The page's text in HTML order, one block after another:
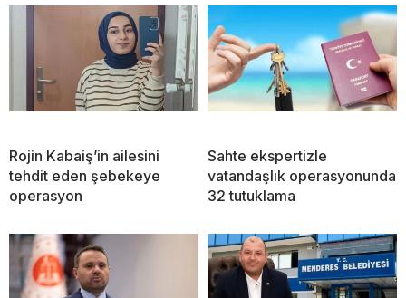
Rojin Kabaiş’in ailesini
tehdit eden şebekeye
operasyon
Sahte ekspertizle
vatandaşlık operasyonunda
32 tutuklama